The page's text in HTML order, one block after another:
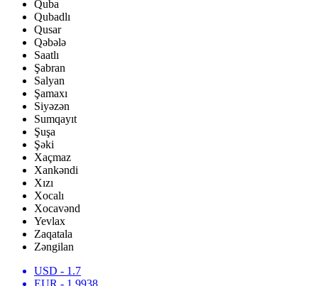
Quba
Qubadlı
Qusar
Qəbələ
Saatlı
Şabran
Salyan
Şamaxı
Siyəzən
Sumqayıt
Şuşa
Şəki
Xaçmaz
Xankəndi
Xızı
Xocalı
Xocavənd
Yevlax
Zaqatala
Zəngilan
USD - 1.7
EUR - 1.9938